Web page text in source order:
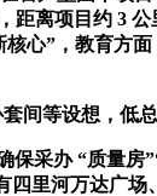
距离项目约 3
心”，教育方
等设想，低总
采办 “质量房
里河万达广